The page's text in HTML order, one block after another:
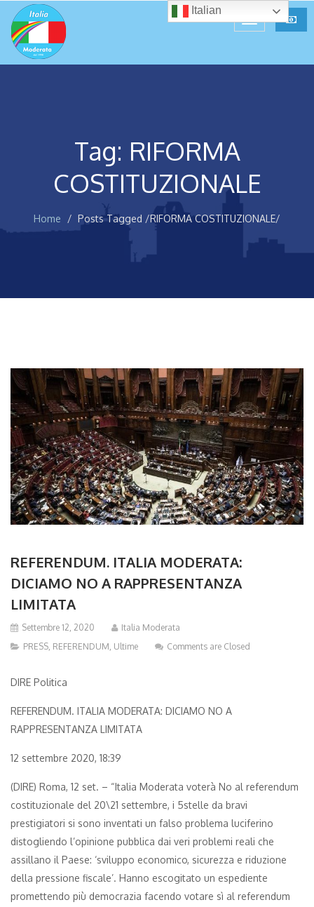
Tag: RIFORMA
COSTITUZIONALE
Home Posts Tagged /RIFORMA COSTITUZIONALE/
REFERENDUM. ITALIA MODERATA:
DICIAMO NO A RAPPRESENTANZA
LIMITATA
Settembre 12, 2020
Italia Moderata
PRESS, REFERENDUM, Ultime Comments are Closed
DIRE Politica
REFERENDUM. ITALIA MODERATA: DICIAMO NO A
RAPPRESENTANZA LIMITATA
12 settembre 2020, 18:39
(DIRE) Roma, 12 set. – “Italia Moderata voterà No al referendum
costituzionale del 20\21 settembre, i 5stelle da bravi
prestigiatori si sono inventati un falso problema luciferino
distogliendo l’opinione pubblica dai veri problemi reali che
assillano il Paese: ‘sviluppo economico, sicurezza e riduzione
della pressione fiscale’. Hanno escogitato un espediente
promettendo più democrazia facendo votare sì al referendum
Italian